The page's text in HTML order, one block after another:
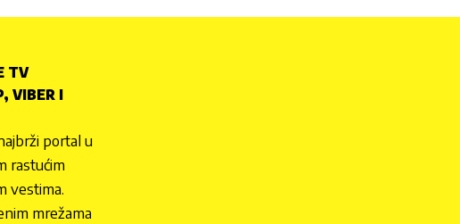
TV
VIBER I
portal u
rastućim
vestima.
mrežama